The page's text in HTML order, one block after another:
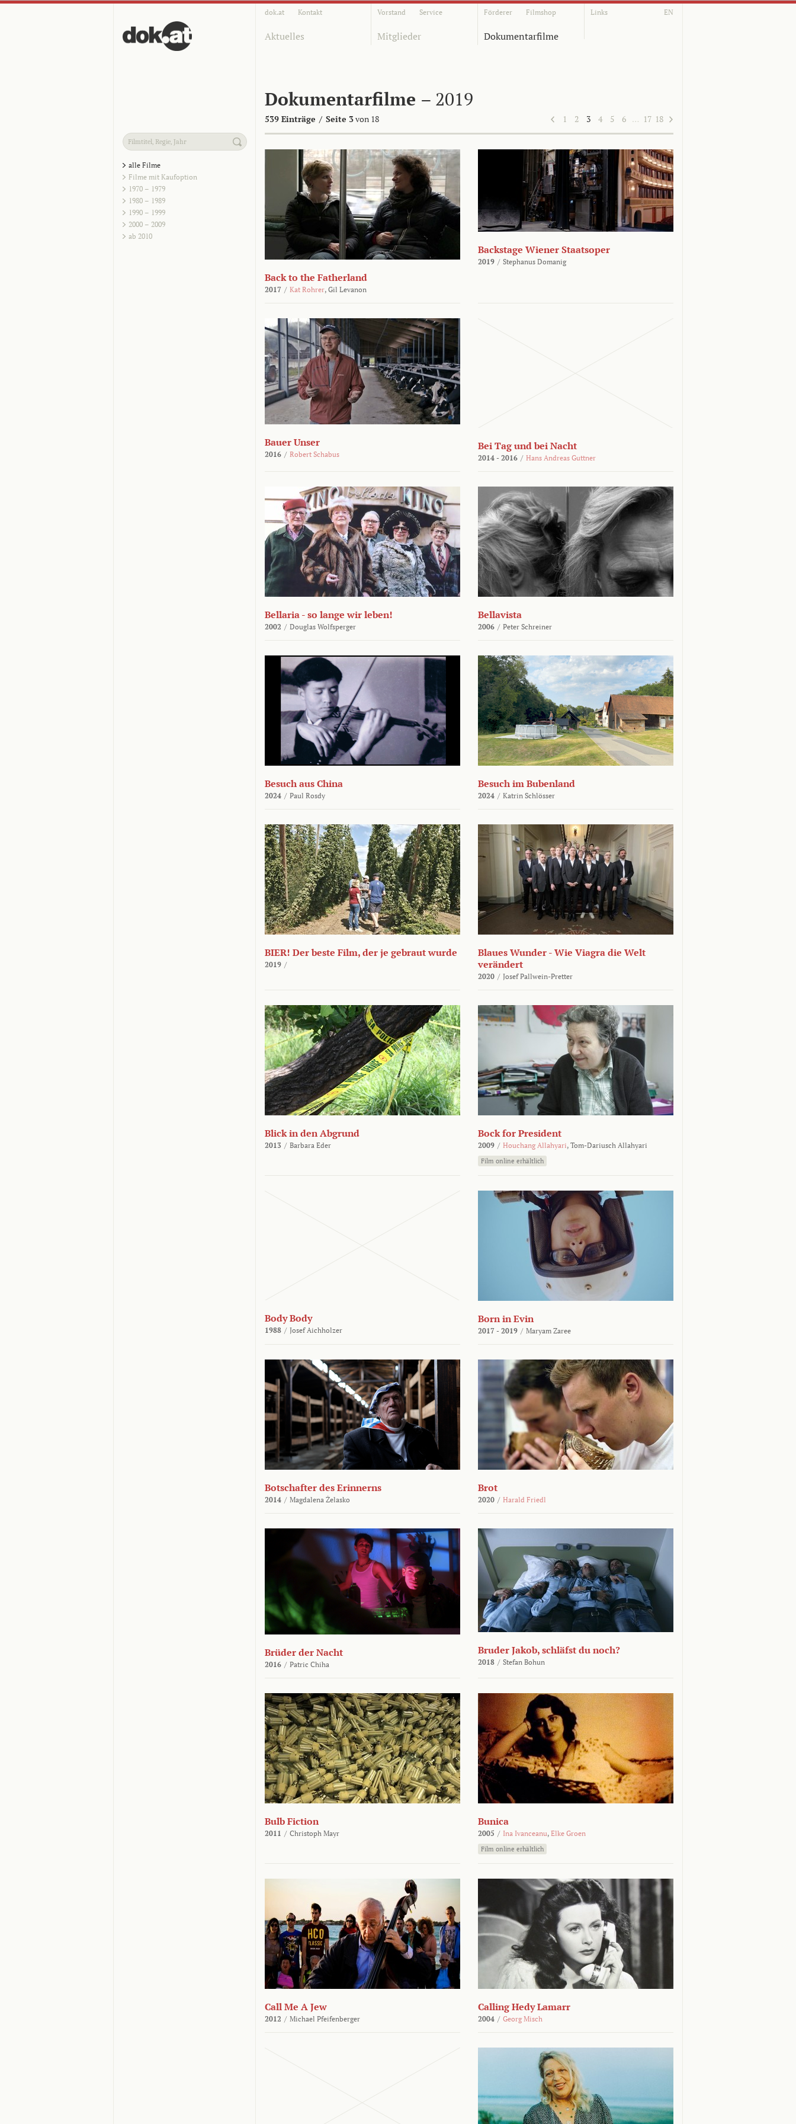
dok.at Kontakt Vorstand Service Förderer Filmshop Links EN
Aktuelles Mitglieder Dokumentarfilme
Dokumentarfilme – 2019
539 Einträge / Seite 3von 18 1 2 3 4 5 6 … 17 18
alle Filme
Filme mit Kaufoption
1970 – 1979
1980 – 1989
1990 – 1999
2000 – 2009
ab 2010
Back to the Fatherland
2017 / Kat Rohrer, Gil Levanon
Backstage Wiener Staatsoper
2019 / Stephanus Domanig
Bauer Unser
2016 / Robert Schabus
Bei Tag und bei Nacht
2014 - 2016 / Hans Andreas Guttner
Bellaria - so lange wir leben!
2002 / Douglas Wolfsperger
Bellavista
2006 / Peter Schreiner
Besuch aus China
2024 / Paul Rosdy
Besuch im Bubenland
2024 / Katrin Schlösser
BIER! Der beste Film, der je gebraut wurde
2019 /
Blaues Wunder - Wie Viagra die Welt
verändert
2020 / Josef Pallwein-Pretter
Blick in den Abgrund
2013 / Barbara Eder
Bock for President
2009 / Houchang Allahyari, Tom-Dariusch Allahyari
Film online erhältlich
Body Body
1988 / Josef Aichholzer
Born in Evin
2017 - 2019 / Maryam Zaree
Botschafter des Erinnerns
2014 / Magdalena Żelasko
Brot
2020 / Harald Friedl
Brüder der Nacht
2016 / Patric Chiha
Bruder Jakob, schläfst du noch?
2018 / Stefan Bohun
Bulb Fiction
2011 / Christoph Mayr
Bunica
2005 / Ina Ivanceanu, Elke Groen
Film online erhältlich
Call Me A Jew
2012 / Michael Pfeifenberger
Calling Hedy Lamarr
2004 / Georg Misch